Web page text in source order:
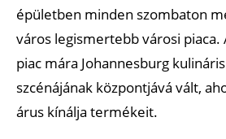
épületben minden szombaton
város legismertebb városi piaca.
piac mára Johannesburg
szcénájának központjává vált,
árus kínálja termékeit.